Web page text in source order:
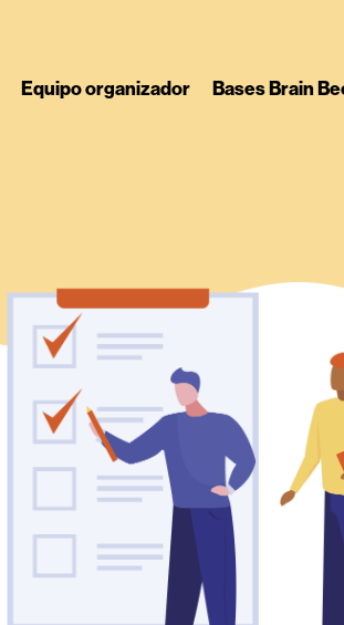
Equipo organizador Bases Brain